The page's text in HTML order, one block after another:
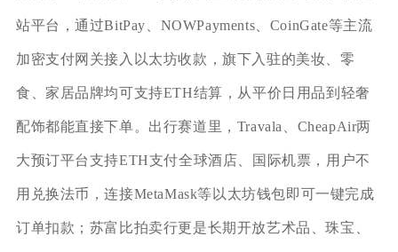
站平台，通过BitPay、NOWPayments、CoinGate等主流
加密支付网关接入以太坊收款，旗下入驻的美妆、零
食、家居品牌均可支持ETH结算，从平价日用品到轻奢
配饰都能直接下单。出行赛道里，Travala、CheapAir两
大预订平台支持ETH支付全球酒店、国际机票，用户不
用兑换法币，连接MetaMask等以太坊钱包即可一键完成
订单扣款；苏富比拍卖行更是长期开放艺术品、珠宝、